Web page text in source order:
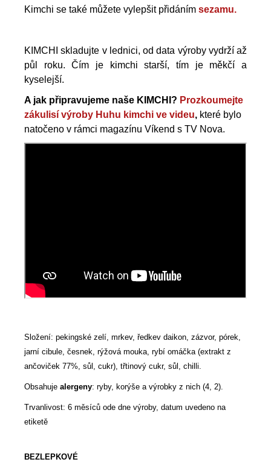
Kimchi se také můžete vylepšit přidáním sezamu.
KIMCHI skladujte v lednici, od data výroby vydrží až
půl roku. Čím je kimchi starší, tím je měkčí a
kyselejší.
A jak připravujeme naše KIMCHI? Prozkoumejte
zákulisí výroby Huhu kimchi ve videu, které bylo
natočeno v rámci magazínu Víkend s TV Nova.
Složení: pekingské zelí, mrkev, ředkev daikon, zázvor, pórek,
jarní cibule, česnek, rýžová mouka, rybí omáčka (extrakt z
ančoviček 77%, sůl, cukr), třtinový cukr, sůl, chilli.
Obsahuje alergeny: ryby, korýše a výrobky z nich (4, 2).
Trvanlivost: 6 měsíců ode dne výroby, datum uvedeno na
etiketě
BEZLEPKOVÉ